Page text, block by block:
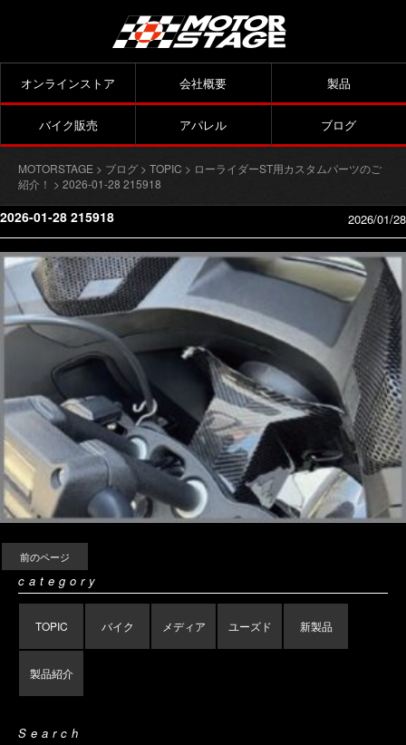
オンラインストア 会社概要 製品
バイク販売 アパレル ブログ
MOTORSTAGE > ブログ > TOPIC > ローライダーST用カスタムパーツのご
紹介！ > 2026-01-28 215918
2026-01-28 215918 2026/01/28
前のページ
category
TOPIC バイク メディア ユーズド 新製品
製品紹介
Search